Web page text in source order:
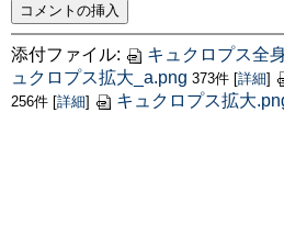
添付ファイル: キュクロプス全
ュクロプス拡大_a.png 373件 [詳細]
256件 [詳細] キュクロプス拡大